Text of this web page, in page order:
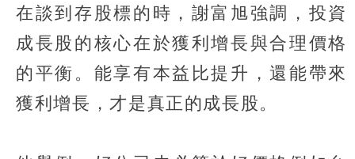
在談到存股標的時，謝富旭強調，投資
成長股的核心在於獲利增長與合理價格
的平衡。能享有本益比提升，還能帶來
獲利增長，才是真正的成長股。